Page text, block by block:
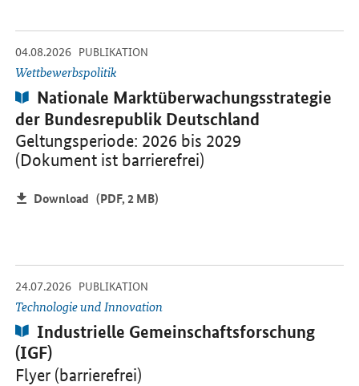
04.08.2026 -
PUBLIKATION
Wettbewerbspolitik
Publikation:
Nationale Marktüberwachungsstrategie
der Bundesrepublik Deutschland
Geltungsperiode: 2026 bis 2029
(Dokument ist barrierefrei)
Download (PDF, 2 MB)
Öffnet PDF "Nationale Marktüberwachungsstrategie der
24.07.2026 -
PUBLIKATION
Technologie und Innovation
Publikation:
Industrielle Gemeinschaftsforschung
(IGF)
Flyer (barrierefrei)
Öffnet PDF "Industrielle Gemeinschaftsforschung (IGF)" in neuem